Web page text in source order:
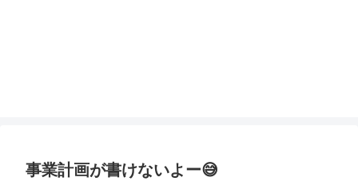
事業計画が書けないよー😅